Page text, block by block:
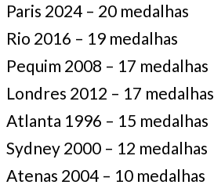
Paris 2024 – 20 medalhas
Rio 2016 – 19 medalhas
Pequim 2008 – 17 medalhas
Londres 2012 – 17 medalhas
Atlanta 1996 – 15 medalhas
Sydney 2000 – 12 medalhas
Atenas 2004 – 10 medalhas